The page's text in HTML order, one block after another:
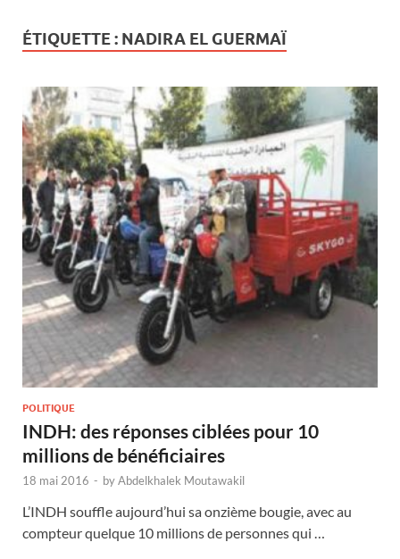
ÉTIQUETTE : NADIRA EL GUERMAÏ
POLITIQUE
INDH: des réponses ciblées pour 10
millions de bénéficiaires
18 mai 2016 - byAbdelkhalek Moutawakil
L’INDH souffle aujourd’hui sa onzième bougie, avec au
compteur quelque 10 millions de personnes qui …